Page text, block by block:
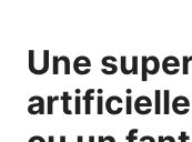
Une